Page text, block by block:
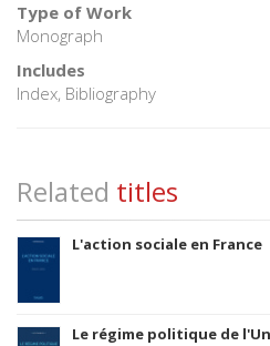
Type of Work
Monograph
Includes
Index, Bibliography
Related titles
L'action sociale en France
Le régime politique de